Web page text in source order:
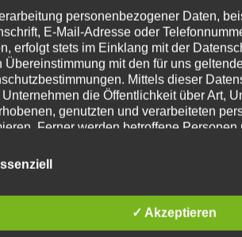
Erforderliche Felder sind mit*
personenbezogener Daten,
E-Mail-Adresse oder
erfolgt stets im Einklang mit der
Übereinstimmung mit den für uns
Mittels dieser
Unternehmen die Öffentlichkeit über Art,
genutzten und verarbeiteten
Ferner werden betroffene Personen
als für die Verarbeitung
Daten sicherzustellen.
Datenübertragungen
✓ Akzeptieren